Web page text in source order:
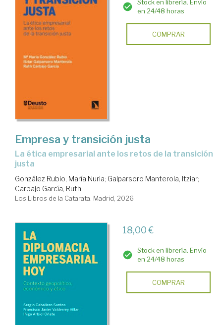
Stock en librería. Envío
en 24/48 horas
COMPRAR
Empresa y transición justa
La ética empresarial ante los retos de la transición
justa
González Rubio, María Nuria; Galparsoro Manterola, Itziar;
Carbajo García, Ruth
Los Libros de la Catarata. Madrid, 2026
18,00 €
Stock en librería. Envío
en 24/48 horas
COMPRAR